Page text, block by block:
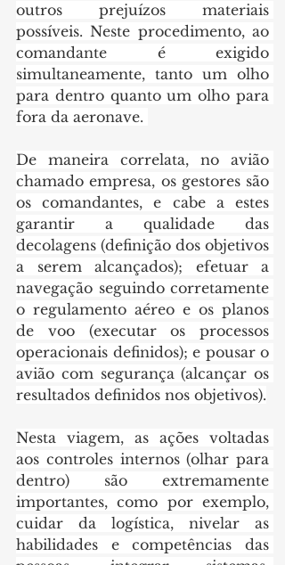
outros prejuízos materiais
possíveis. Neste procedimento, ao
comandante é exigido
simultaneamente, tanto um olho
para dentro quanto um olho para
fora da aeronave.
De maneira correlata, no avião
chamado empresa, os gestores são
os comandantes, e cabe a estes
garantir a qualidade das
decolagens (definição dos objetivos
a serem alcançados); efetuar a
navegação seguindo corretamente
o regulamento aéreo e os planos
de voo (executar os processos
operacionais definidos); e pousar o
avião com segurança (alcançar os
resultados definidos nos objetivos).
Nesta viagem, as ações voltadas
aos controles internos (olhar para
dentro) são extremamente
importantes, como por exemplo,
cuidar da logística, nivelar as
habilidades e competências das